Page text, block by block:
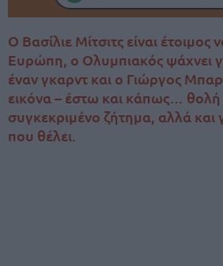
O Βασίλιε Μίτσιτς είναι έτοιμος
Ευρώπη, ο Ολυμπιακός ψάχνει
έναν γκαρντ και ο Γιώργος
εικόνα – έστω και κάπως… θολή
συγκεκριμένο ζήτημα, αλλά και
που θέλει.